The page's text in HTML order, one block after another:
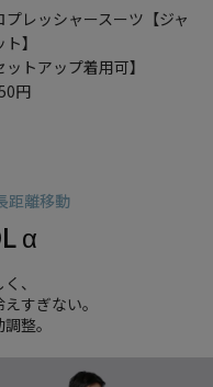
プレッシャースーツ【ジャ
】
ットアップ着用可】
円
離移動
α
、
すぎない。
整。